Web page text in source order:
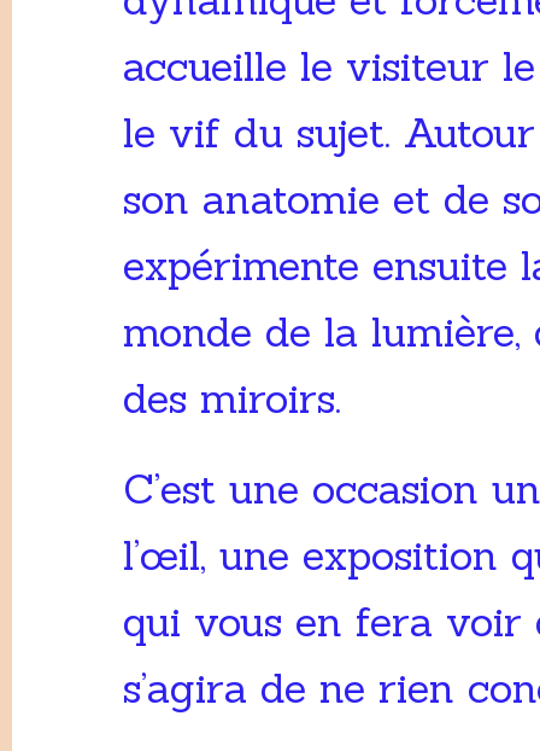
accueille le visiteur
le vif du sujet.
son anatomie et de
expérimente ensuite
monde de la lumière,
des miroirs.
C’est une occasion
l’œil, une exposition
qui vous en fera voir
s’agira de ne rien